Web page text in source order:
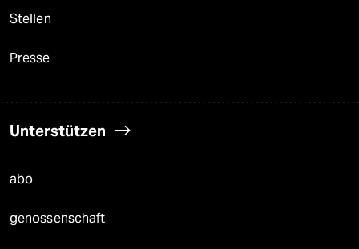
Stellen
Presse
Unterstützen
abo
genossenschaft